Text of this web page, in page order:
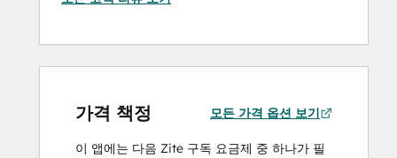
가격 책정 모든 가격 옵션 보기
이 앱에는 다음 Zite 구독 요금제 중 하나가 필